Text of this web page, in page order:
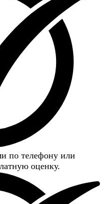
по телефону или
оценку.